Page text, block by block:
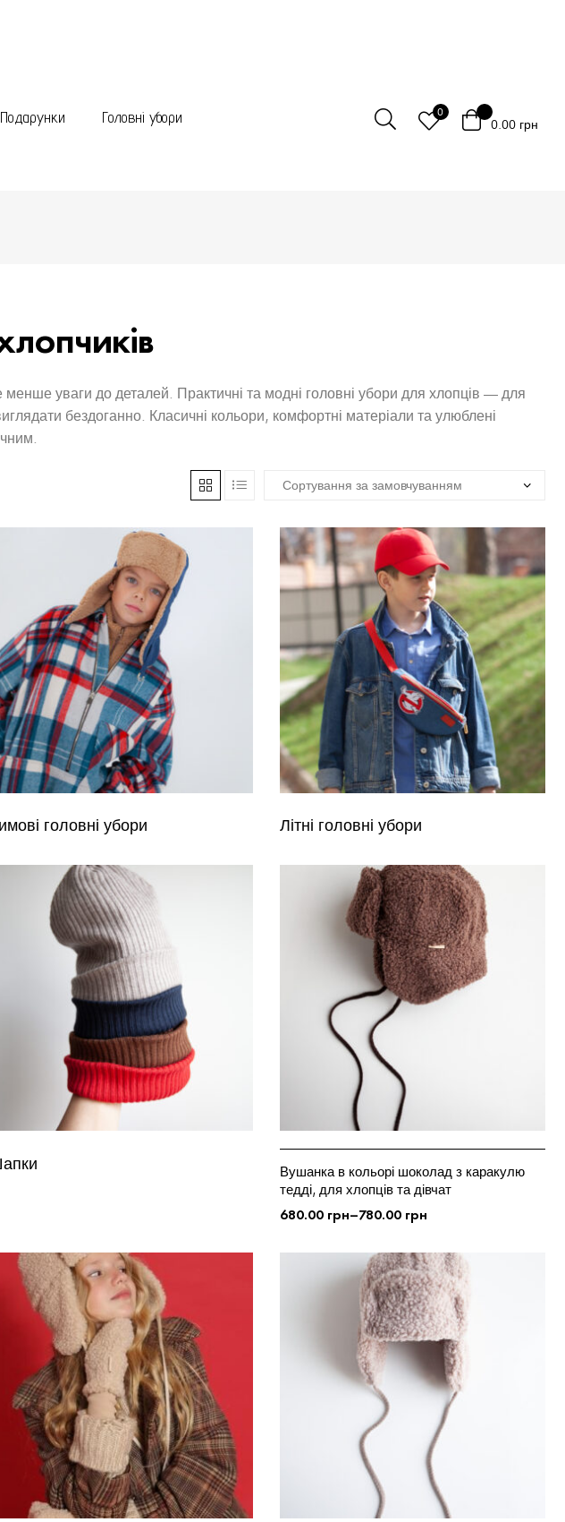
Подарунки Головні убори 0
0.00 грн
уваги до деталей. Практичні та модні головні убори для хлопців — для
бездоганно. Класичні кольори, комфортні матеріали та улюблені
головні убори Літні головні убори
Вушанка в кольорі шоколад з каракулю
тедді, для хлопців та дівчат
680.00 грн–780.00 грн